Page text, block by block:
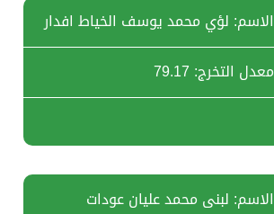
الاسم: لؤي محمد يوسف الخياط افدار
معدل التخرج: 79.17
الاسم: لبنى محمد عليان عودات